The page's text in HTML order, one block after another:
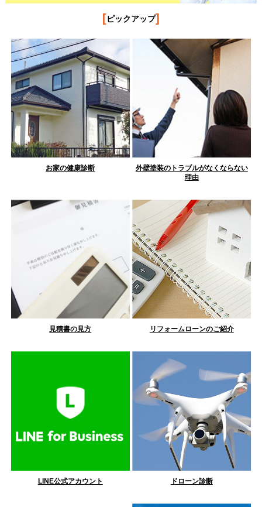
[ピックアップ]
お家の健康診断
外壁塗装のトラブルがなくならない
理由
見積書の見方 リフォームローンのご紹介
LINE公式アカウント ドローン診断